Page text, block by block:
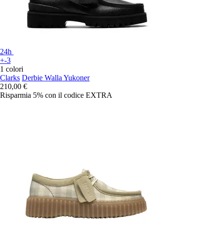
24h
+-3
1 colori
Clarks Derbie Walla Yukoner
210,00 €
Risparmia 5% con il codice EXTRA